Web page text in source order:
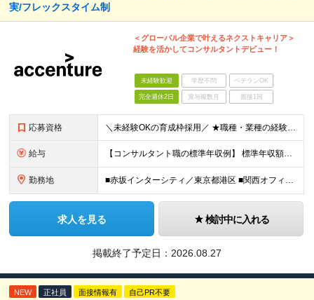
実/フレックスタイム制
＜グローバル企業で叶えるネクストキャリア＞
経験を活かしてコンサルタントデビュー！
未経験歓迎 学歴不問 ベテランOK
完全週休2日 賞与複数月 面接1回
応募資格 ＼未経験OKの育成枠採用／ ★職種・業種の経験は不問です！ ■大卒以上 ■35歳未満の方（長期キャリア形成のための例外事由 3号のイ） 第二新卒をはじめ、子育てなどのブランクを経て再度キャリアを築き
給与 【コンサルタント職の標準年収例】 標準年収額：6,630,000円（個人/法人業績賞与および各種手当を含んだ場合の理論値） 年額基本給：4,800,000円、月額基本給：400,000円（年額基本給1
勤務地 ■赤坂インターシティ／東京都港区 ■関西オフィス／大阪府大阪市北区 ■アクセンチュア・イノベーションセンター北海道／北海道札幌市 ■アクセンチュア・アドバンスト・テクノロジーセンター仙台／宮城県仙台市
求人を見る 検討中に入れる
掲載終了予定日： 2026.08.27
NEW 正社員 面接情報有 自己PR不要